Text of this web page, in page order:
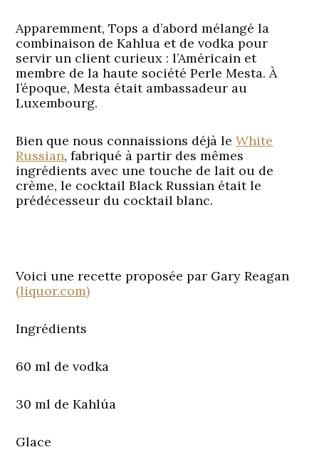
Apparemment, Tops a d’abord mélangé la
combinaison de Kahlua et de vodka pour
servir un client curieux : l’Américain et
membre de la haute société Perle Mesta. À
l’époque, Mesta était ambassadeur au
Luxembourg.
Bien que nous connaissions déjà leWhite
Russian, fabriqué à partir des mêmes
ingrédients avec une touche de lait ou de
crème, le cocktail Black Russian était le
prédécesseur du cocktail blanc.
Voici une recette proposée par Gary Reagan
(liquor.com)
Ingrédients
60 ml de vodka
30 ml de Kahlúa
Glace